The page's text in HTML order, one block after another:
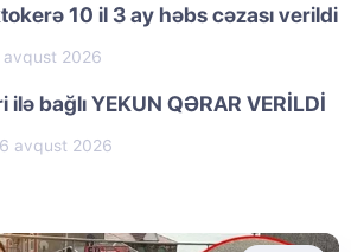
10 il 3 ay həbs cəzası verildi
avqust 2026
bağlı YEKUN QƏRAR VERİLDİ
avqust 2026